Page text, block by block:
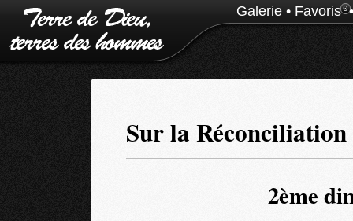
Galerie • Favoris0
Sur la Réconciliation
2ème